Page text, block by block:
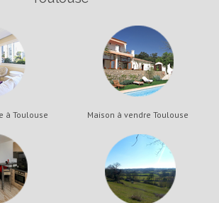
à Toulouse Maison à vendre Toulouse